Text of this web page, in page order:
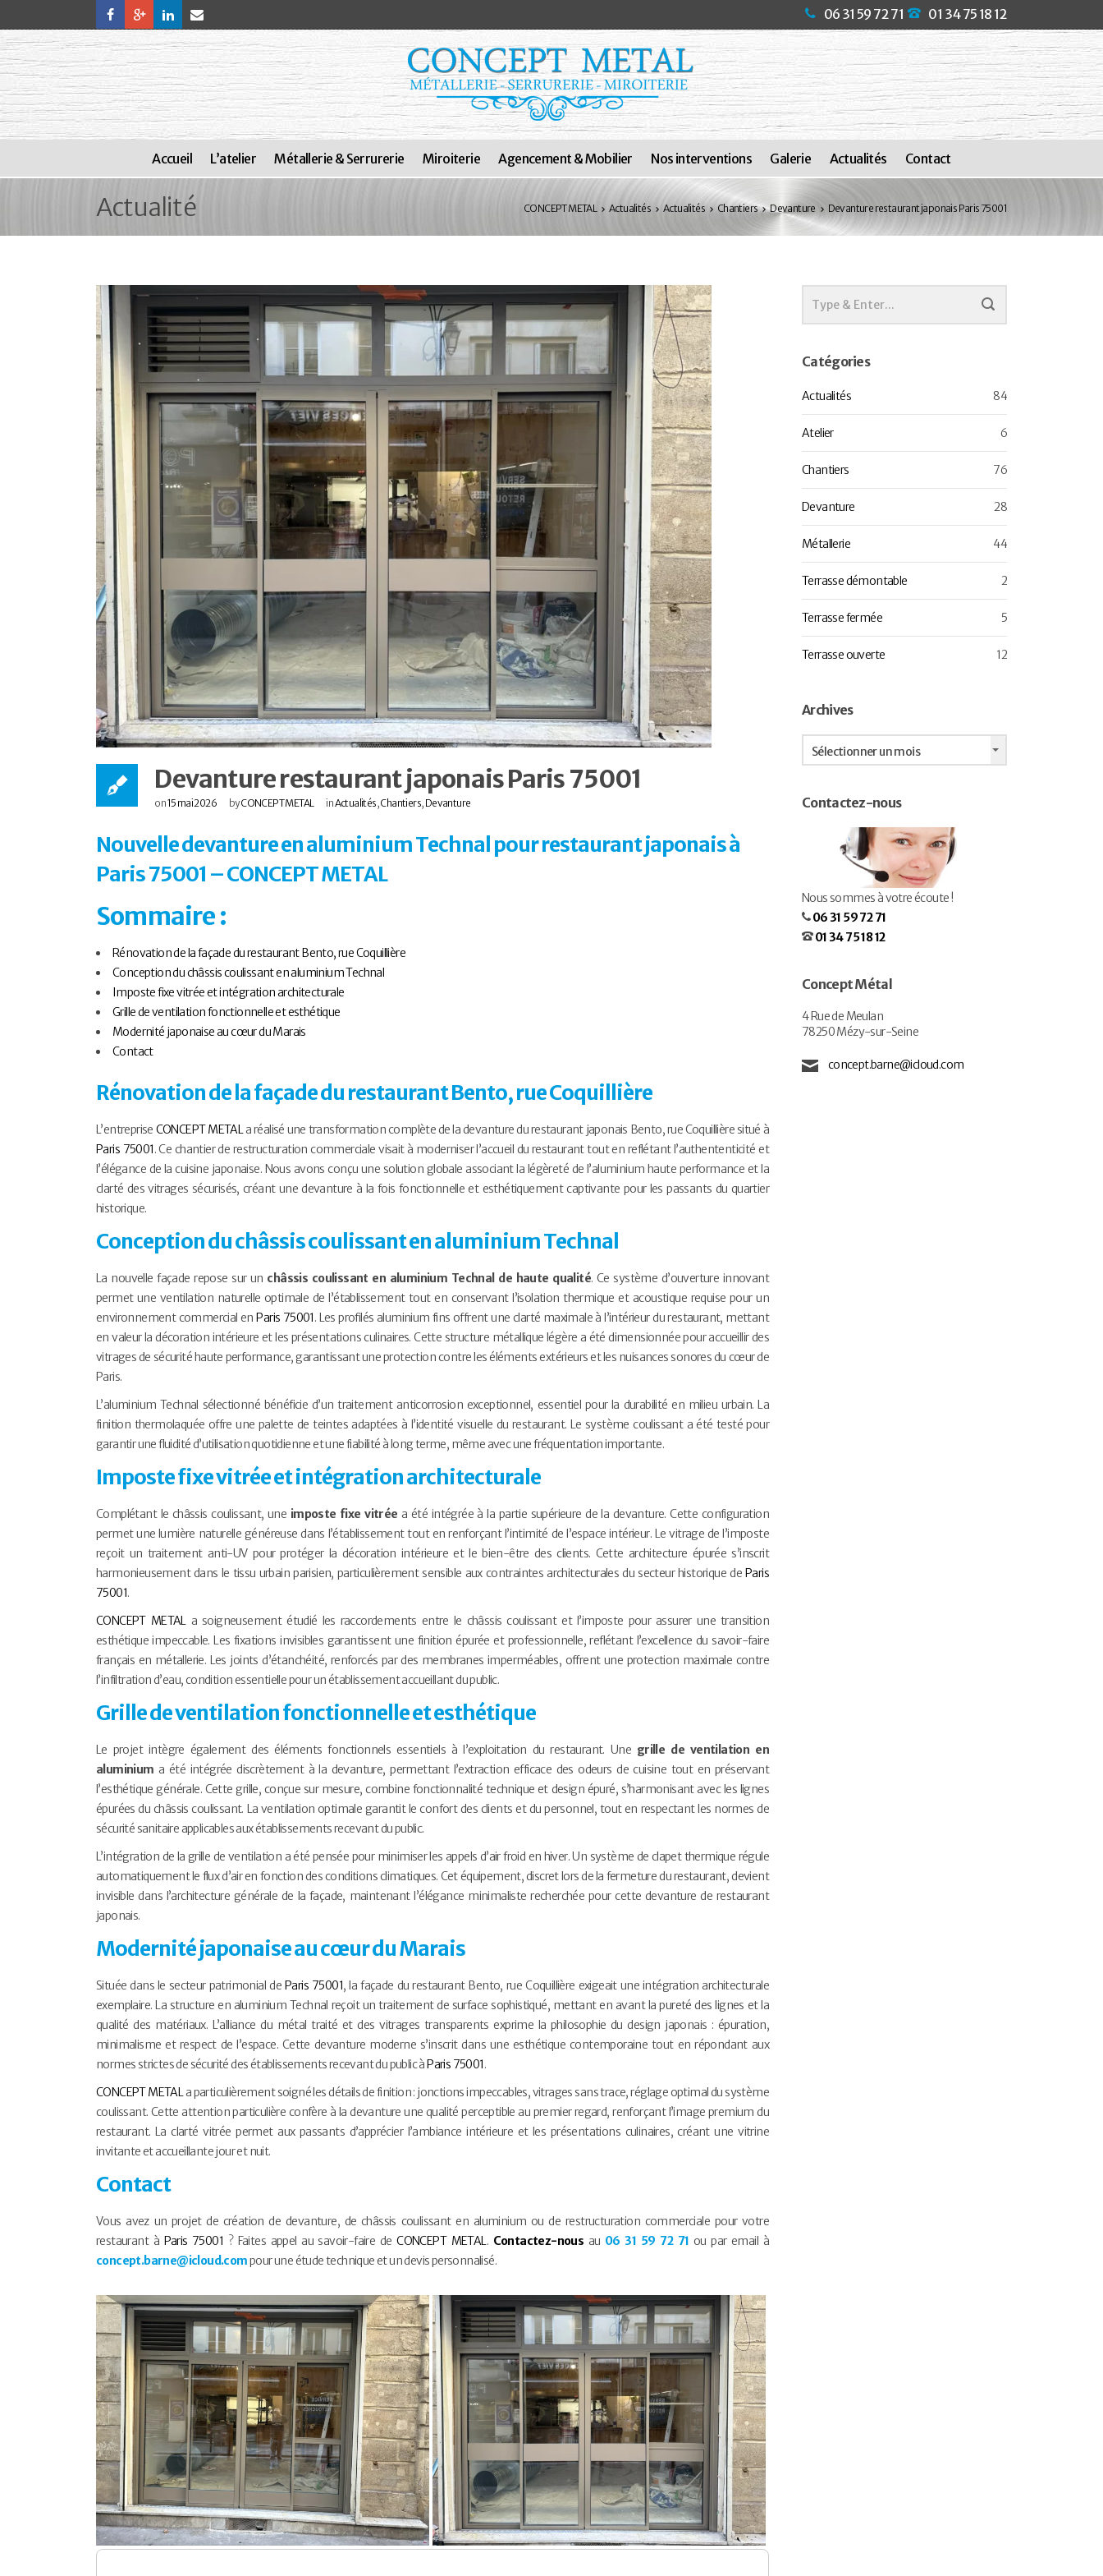
06 31 59 72 71 01 34 75 18 12
Accueil L’atelier Métallerie & Serrurerie Miroiterie Agencement & Mobilier Nos interventions Galerie Actualités Contact
Actualité CONCEPT METAL Actualités Actualités Chantiers Devanture Devanture restaurant japonais Paris 75001
Devanture restaurant japonais Paris 75001
on15 mai 2026 byCONCEPT METAL inActualités,Chantiers, Devanture
Nouvelle devanture en aluminium Technal pour restaurant japonais à
Paris 75001 – CONCEPT METAL
Sommaire :
Rénovation de la façade du restaurant Bento, rue Coquillière
Conception du châssis coulissant en aluminium Technal
Imposte fixe vitrée et intégration architecturale
Grille de ventilation fonctionnelle et esthétique
Modernité japonaise au cœur du Marais
Contact
Rénovation de la façade du restaurant Bento, rue Coquillière
L’entreprise CONCEPT METALa réalisé une transformation complète de la devanture du restaurant japonais Bento, rue Coquillière situé à
Paris 75001. Ce chantier de restructuration commerciale visait à moderniser l’accueil du restaurant tout en reflétant l’authententicité et
l’élégance de la cuisine japonaise. Nous avons conçu une solution globale associant la légèreté de l’aluminium haute performance et la
clarté des vitrages sécurisés, créant une devanture à la fois fonctionnelle et esthétiquement captivante pour les passants du quartier
historique.
Conception du châssis coulissant en aluminium Technal
La nouvelle façade repose sur un châssis coulissant en aluminium Technal de haute qualité. Ce système d’ouverture innovant
permet une ventilation naturelle optimale de l’établissement tout en conservant l’isolation thermique et acoustique requise pour un
environnement commercial enParis 75001. Les profilés aluminium fins offrent une clarté maximale à l’intérieur du restaurant, mettant
en valeur la décoration intérieure et les présentations culinaires. Cette structure métallique légère a été dimensionnée pour accueillir des
vitrages de sécurité haute performance, garantissant une protection contre les éléments extérieurs et les nuisances sonores du cœur de
Paris.
L’aluminium Technal sélectionné bénéficie d’un traitement anticorrosion exceptionnel, essentiel pour la durabilité en milieu urbain. La
finition thermolaquée offre une palette de teintes adaptées à l’identité visuelle du restaurant. Le système coulissant a été testé pour
garantir une fluidité d’utilisation quotidienne et une fiabilité à long terme, même avec une fréquentation importante.
Imposte fixe vitrée et intégration architecturale
Complétant le châssis coulissant, une imposte fixe vitrée a été intégrée à la partie supérieure de la devanture. Cette configuration
permet une lumière naturelle généreuse dans l’établissement tout en renforçant l’intimité de l’espace intérieur. Le vitrage de l’imposte
reçoit un traitement anti-UV pour protéger la décoration intérieure et le bien-être des clients. Cette architecture épurée s’inscrit
harmonieusement dans le tissu urbain parisien, particulièrement sensible aux contraintes architecturales du secteur historique de Paris
75001.
CONCEPT METALa soigneusement étudié les raccordements entre le châssis coulissant et l’imposte pour assurer une transition
esthétique impeccable. Les fixations invisibles garantissent une finition épurée et professionnelle, reflétant l’excellence du savoir-faire
français en métallerie. Les joints d’étanchéité, renforcés par des membranes imperméables, offrent une protection maximale contre
l’infiltration d’eau, condition essentielle pour un établissement accueillant du public.
Grille de ventilation fonctionnelle et esthétique
Le projet intègre également des éléments fonctionnels essentiels à l’exploitation du restaurant. Une grille de ventilation en
aluminium a été intégrée discrètement à la devanture, permettant l’extraction efficace des odeurs de cuisine tout en préservant
l’esthétique générale. Cette grille, conçue sur mesure, combine fonctionnalité technique et design épuré, s’harmonisant avec les lignes
épurées du châssis coulissant. La ventilation optimale garantit le confort des clients et du personnel, tout en respectant les normes de
sécurité sanitaire applicables aux établissements recevant du public.
L’intégration de la grille de ventilation a été pensée pour minimiser les appels d’air froid en hiver. Un système de clapet thermique régule
automatiquement le flux d’air en fonction des conditions climatiques. Cet équipement, discret lors de la fermeture du restaurant, devient
invisible dans l’architecture générale de la façade, maintenant l’élégance minimaliste recherchée pour cette devanture de restaurant
japonais.
Modernité japonaise au cœur du Marais
Située dans le secteur patrimonial de Paris 75001, la façade du restaurant Bento, rue Coquillière exigeait une intégration architecturale
exemplaire. La structure en aluminium Technal reçoit un traitement de surface sophistiqué, mettant en avant la pureté des lignes et la
qualité des matériaux. L’alliance du métal traité et des vitrages transparents exprime la philosophie du design japonais : épuration,
minimalisme et respect de l’espace. Cette devanture moderne s’inscrit dans une esthétique contemporaine tout en répondant aux
normes strictes de sécurité des établissements recevant du public àParis 75001.
CONCEPT METALa particulièrement soigné les détails de finition : jonctions impeccables, vitrages sans trace, réglage optimal du système
coulissant. Cette attention particulière confère à la devanture une qualité perceptible au premier regard, renforçant l’image premium du
restaurant. La clarté vitrée permet aux passants d’apprécier l’ambiance intérieure et les présentations culinaires, créant une vitrine
invitante et accueillante jour et nuit.
Contact
Vous avez un projet de création de devanture, de châssis coulissant en aluminium ou de restructuration commerciale pour votre
restaurant à Paris 75001 ? Faites appel au savoir-faire deCONCEPT METAL. Contactez-nous au 06 31 59 72 71 ou par email à
concept.barne@icloud.compour une étude technique et un devis personnalisé.
Catégories
Actualités 84
Atelier 6
Chantiers 76
Devanture 28
Métallerie 44
Terrasse démontable 2
Terrasse fermée 5
Terrasse ouverte 12
Archives
Archives
Sélectionner un mois
Contactez-nous
Nous sommes à votre écoute !
06 31 59 72 71
01 34 75 18 12
Concept Métal
4 Rue de Meulan
78250 Mézy-sur-Seine
concept.barne@icloud.com